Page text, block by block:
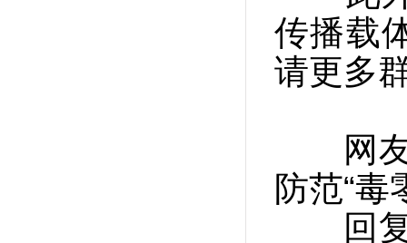
传播载
请更多
网友“
防范“
回复